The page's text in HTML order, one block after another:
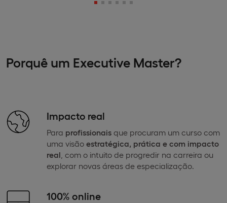
Porquê um Executive Master?
Impacto real
Para profissionais que procuram um curso com
uma visão estratégica, prática e com impacto
real , com o intuito de progredir na carreira ou
explorar novas áreas de especialização.
100% online